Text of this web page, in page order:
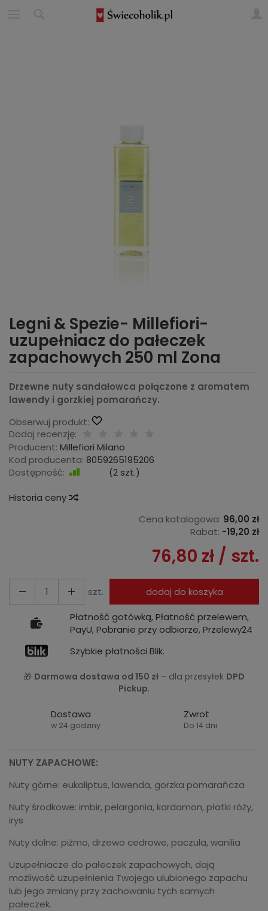
Legni & Spezie- Millefiori-
uzupełniacz do pałeczek
zapachowych 250 ml Zona
Drzewne nuty sandałowca połączone z aromatem
lawendy i gorzkiej pomarańczy.
Obserwuj produkt:
Dodaj recenzję:
Producent: Millefiori Milano
Kod producenta: 8059265195206
Dostępność:
(2 szt.)
Historia ceny
Cena katalogowa: 96,00 zł
Rabat: -19,20 zł
76,80 zł / szt.
szt.
dodaj do koszyka
Płatność gotówką, Płatność przelewem,
PayU, Pobranie przy odbiorze, Przelewy24
Szybkie płatności Blik.
🎁 Darmowa dostawa od 150 zł – dla przesyłek DPD
Pickup.
Dostawa
w 24 godziny
Zwrot
Do 14 dni
NUTY ZAPACHOWE:
Nuty górne: eukaliptus, lawenda, gorzka pomarańcza
Nuty środkowe: imbir, pelargonia, kardamon, płatki róży,
irys
Nuty dolne: piżmo, drzewo cedrowe, paczula, wanilia
Uzupełniacze do pałeczek zapachowych, dają
możliwość uzupełnienia Twojego ulubionego zapachu
lub jego zmiany przy zachowaniu tych samych
pałeczek.